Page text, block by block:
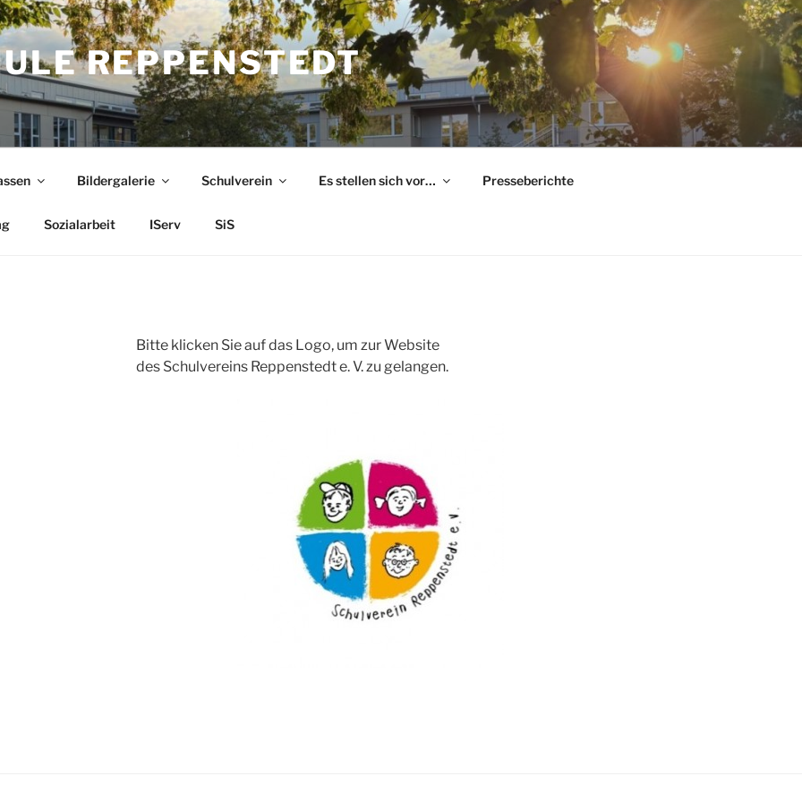
REPPENSTEDT
Bildergalerie Schulverein Es stellen sich vor… Presseberichte
Sozialarbeit IServ SiS
Bitte klicken Sie auf das Logo, um zur Website
des Schulvereins Reppenstedt e. V. zu gelangen.